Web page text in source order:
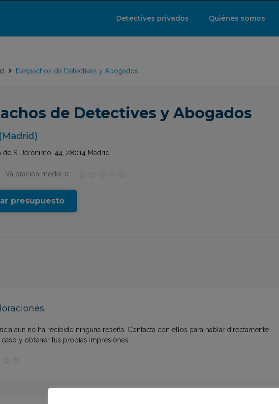
Detectives privados Quiénes somos
Despachos de Detectives y Abogados
de Detectives y Abogados
(Madrid)
de S. Jerónimo, 44, 28014 Madrid
Valoración media: 0
presupuesto
aún no ha recibido ninguna reseña. Contacta con ellos para hablar directamente
y obtener tus propias impresiones.